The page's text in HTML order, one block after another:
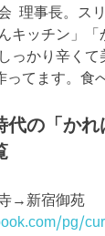
理事長。ス
キッチン」
っかり辛く
ってます。食
代の「か
→新宿御苑
pg/